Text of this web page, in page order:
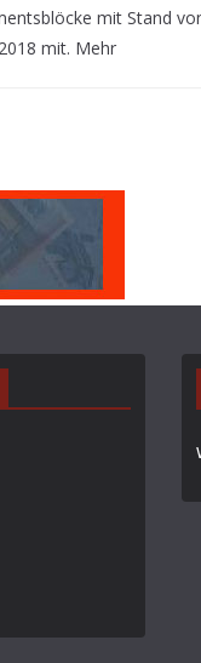
mit Stand
mit. Mehr